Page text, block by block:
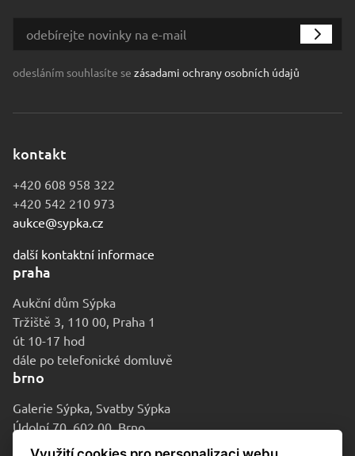
odesláním souhlasíte se zásadami ochrany osobních údajů
kontakt
+420 608 958 322
+420 542 210 973
aukce@sypka.cz
další kontaktní informace
praha
Aukční dům Sýpka
Tržiště 3, 110 00, Praha 1
út 10-17 hod
dále po telefonické domluvě
brno
Galerie Sýpka, Svatby Sýpka
Údolní 70, 602 00, Brno
po-pá 9-16 hod